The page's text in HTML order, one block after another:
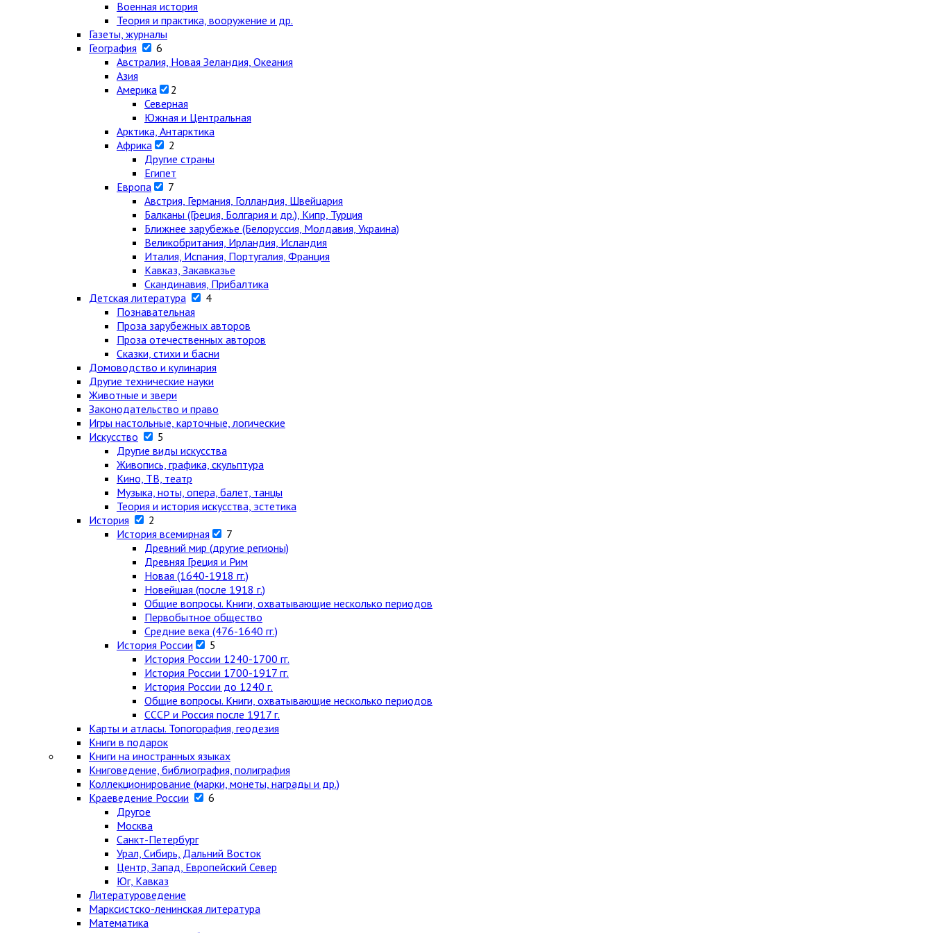
Военная история
Теория и практика, вооружение и др.
Газеты, журналы
География
6
Австралия, Новая Зеландия, Океания
Азия
Америка
2
Северная
Южная и Центральная
Арктика, Антарктика
Африка
2
Другие страны
Египет
Европа
7
Австрия, Германия, Голландия, Швейцария
Балканы (Греция, Болгария и др.), Кипр, Турция
Ближнее зарубежье (Белоруссия, Молдавия, Украина)
Великобритания, Ирландия, Исландия
Италия, Испания, Португалия, Франция
Кавказ, Закавказье
Скандинавия, Прибалтика
Детская литература
4
Познавательная
Проза зарубежных авторов
Проза отечественных авторов
Сказки, стихи и басни
Домоводство и кулинария
Другие технические науки
Животные и звери
Законодательство и право
Игры настольные, карточные, логические
Искусство
5
Другие виды искусства
Живопись, графика, скульптура
Кино, ТВ, театр
Музыка, ноты, опера, балет, танцы
Теория и история искусства, эстетика
История
2
История всемирная
7
Древний мир (другие регионы)
Древняя Греция и Рим
Новая (1640-1918 гг.)
Новейшая (после 1918 г.)
Общие вопросы. Книги, охватывающие несколько периодов
Первобытное общество
Средние века (476-1640 гг.)
История России
5
История России 1240-1700 гг.
История России 1700-1917 гг.
История России до 1240 г.
Общие вопросы. Книги, охватывающие несколько периодов
СССР и Россия после 1917 г.
Карты и атласы. Топогорафия, геодезия
Книги в подарок
Книги на иностранных языках
Книговедение, библиография, полиграфия
Коллекционирование (марки, монеты, награды и др.)
Краеведение России
6
Другое
Москва
Санкт-Петербург
Урал, Сибирь, Дальний Восток
Центр, Запад, Европейский Север
Юг, Кавказ
Литературоведение
Марксистско-ленинская литература
Математика